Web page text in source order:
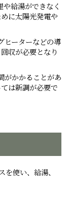
給湯ができなく
に太陽光発電や
ヒーターなどの導
収が必要となり
かかることがあ
は新調が必要で
使い、給湯、